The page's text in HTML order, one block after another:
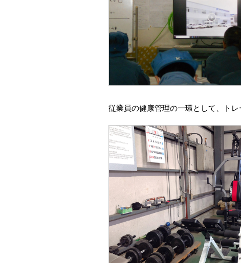
従業員の健康管理の一環として、トレ